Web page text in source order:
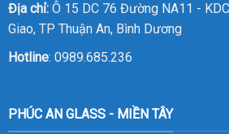
Địa chỉ:Ô 15 DC 76 Đường NA11 -
Giao, TP Thuận An, Bình Dương
Hotline: 0989.685.236
PHÚC AN GLASS - MIỀN TÂY